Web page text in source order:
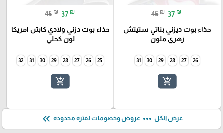
45 ₪ 37 ₪
حذاء بوت ديزني بناتي ستيتش
زهري ملون
26
27
28
29
30
31
add_shopping_cart
45 ₪ 37 ₪
حذاء بوت دزني ولادي كابتن امريكا
لون كحلي
25
26
27
28
29
30
31
32
add_shopping_cart
عرض الكل more_horiz عروض وخصومات لفترة محدودة keyboard_double_arrow_left